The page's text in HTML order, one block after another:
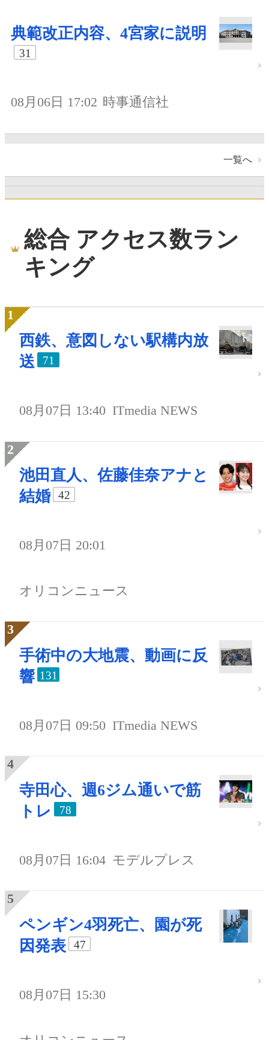
典範改正内容、4宮家に説明
31
08月06日 17:02 時事通信社
一覧へ
総合 アクセス数ラン
キング
西鉄、意図しない駅構内放
送
71
08月07日 13:40 ITmedia NEWS
池田直人、佐藤佳奈アナと
結婚
42
08月07日 20:01
オリコンニュース
手術中の大地震、動画に反
響 131
08月07日 09:50 ITmedia NEWS
寺田心、週6ジム通いで筋
トレ
78
08月07日 16:04 モデルプレス
ペンギン4羽死亡、園が死
因発表
47
08月07日 15:30